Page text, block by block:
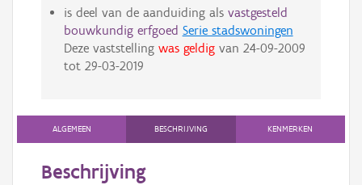
is deel van de aanduiding als vastgesteld
bouwkundig erfgoed Serie stadswoningen
Deze vaststelling was geldigvan 24-09-2009
tot 29-03-2019
ALGEMEEN BESCHRIJVING KENMERKEN
Beschrijving